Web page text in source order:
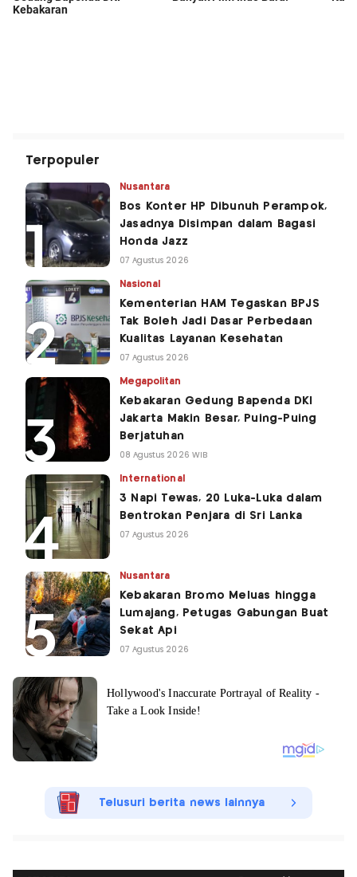
Terpopuler
Nusantara
Bos Konter HP Dibunuh Perampok,
Jasadnya Disimpan dalam Bagasi
Honda Jazz
07 Agustus 2026
Nasional
Kementerian HAM Tegaskan BPJS
Tak Boleh Jadi Dasar Perbedaan
Kualitas Layanan Kesehatan
07 Agustus 2026
Megapolitan
Kebakaran Gedung Bapenda DKI
Jakarta Makin Besar, Puing-Puing
Berjatuhan
08 Agustus 2026 WIB
International
3 Napi Tewas, 20 Luka-Luka dalam
Bentrokan Penjara di Sri Lanka
07 Agustus 2026
Nusantara
Kebakaran Bromo Meluas hingga
Lumajang, Petugas Gabungan Buat
Sekat Api
07 Agustus 2026
Telusuri berita news lainnya